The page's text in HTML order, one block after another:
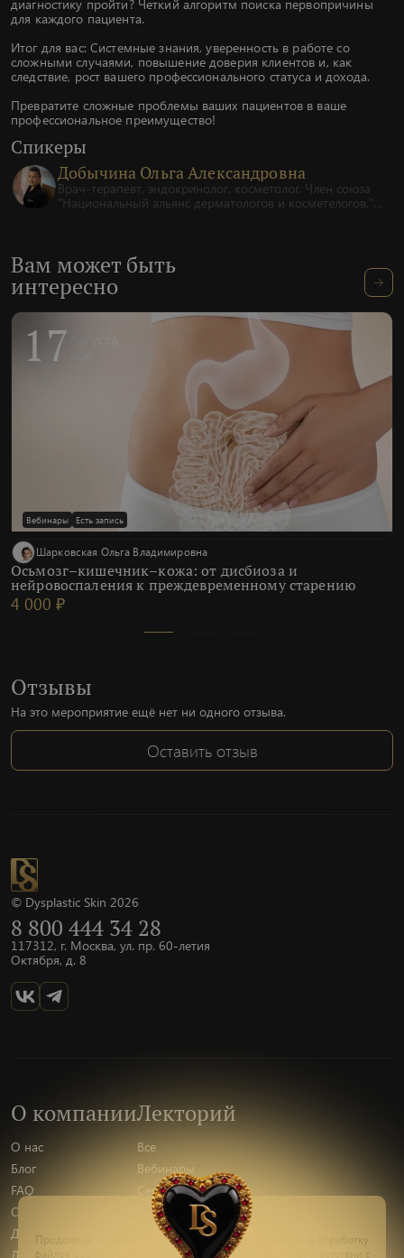
диагностику пройти? Четкий алгоритм поиска первопричины
для каждого пациента.
Итог для вас: Системные знания, уверенность в работе со
сложными случаями, повышение доверия клиентов и, как
следствие, рост вашего профессионального статуса и дохода.
Превратите сложные проблемы ваших пациентов в ваше
профессиональное преимущество!
Спикеры
Добычина Ольга Александровна
Врач-терапевт, эндокринолог, косметолог. Член союза
"Национальный альянс дерматологов и косметелогов."
Вам может быть
интересно
17
Вебинары Есть запись
Шарковская Ольга Владимировна
Осьмозг–кишечник–кожа: от дисбиоза и
нейровоспаления к преждевременному старению
4 000 ₽
Отзывы
На это мероприятие ещё нет ни одного отзыва.
Оставить отзыв
© Dysplastic Skin 2026
О компании
О нас
Блог
FAQ
Сотрудничество
Доставка
Лекторий
Все
Вебинары
Семинары
Презентация
Курсы
8 800 444 34 28
117312, г. Москва, ул. пр. 60-летия
Октября, д. 8
Продолжая использовать наш сайт, вы соглашаетесь на обработку
файлов Сookie и других пользовательских данных, в соответствии с